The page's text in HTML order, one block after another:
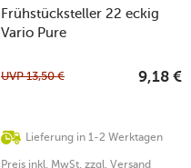
Frühstücksteller 22 eckig
Vario Pure
Lieferung in 1-2 Werktagen
UVP13,50 € 9,18 €
Preis inkl. MwSt. zzgl. Versand